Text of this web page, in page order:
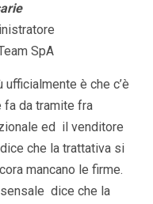
SpA
ufficialmente è che c’è
fa da tramite fra
ed il venditore
che la trattativa si
mancano le firme.
sensale dice che la